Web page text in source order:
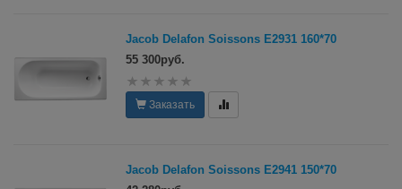
Jacob Delafon Soissons E2931 160*70
55 300руб.
Заказать
Jacob Delafon Soissons E2941 150*70